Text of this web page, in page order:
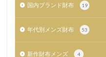
国内ブランド財布 19
年代別メンズ財布 53
新作財布メンズ 4